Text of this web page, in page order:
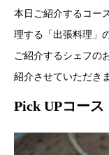
本日ご紹介するコー
理する「出張料理」
ご紹介するシェフの
紹介させていただき
Pick UPコース